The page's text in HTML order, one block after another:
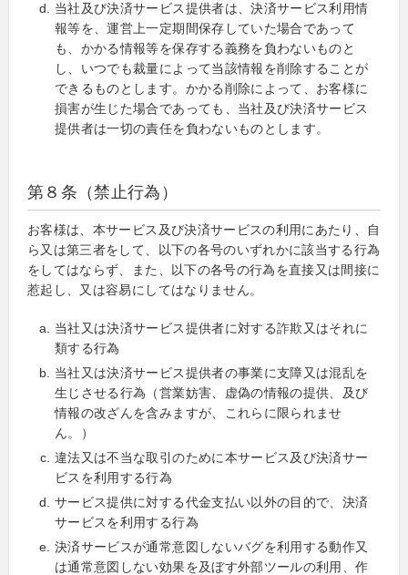
当社及び決済サービス提供者は、決済サービス利用情
報等を、運営上一定期間保存していた場合であって
も、かかる情報等を保存する義務を負わないものと
し、いつでも裁量によって当該情報を削除することが
できるものとします。かかる削除によって、お客様に
損害が生じた場合であっても、当社及び決済サービス
提供者は一切の責任を負わないものとします。
第８条（禁止行為）
お客様は、本サービス及び決済サービスの利用にあたり、自
ら又は第三者をして、以下の各号のいずれかに該当する行為
をしてはならず、また、以下の各号の行為を直接又は間接に
惹起し、又は容易にしてはなりません。
当社又は決済サービス提供者に対する詐欺又はそれに
類する行為
当社又は決済サービス提供者の事業に支障又は混乱を
生じさせる行為（営業妨害、虚偽の情報の提供、及び
情報の改ざんを含みますが、これらに限られませ
ん。）
違法又は不当な取引のために本サービス及び決済サー
ビスを利用する行為
サービス提供に対する代金支払い以外の目的で、決済
サービスを利用する行為
決済サービスが通常意図しないバグを利用する動作又
は通常意図しない効果を及ぼす外部ツールの利用、作